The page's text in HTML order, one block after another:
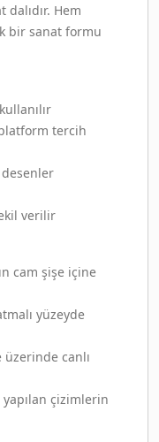
Hem
bir sanat formu
platform tercih
verilir
cam şişe içine
yüzeyde
üzerinde canlı
yapılan çizimlerin